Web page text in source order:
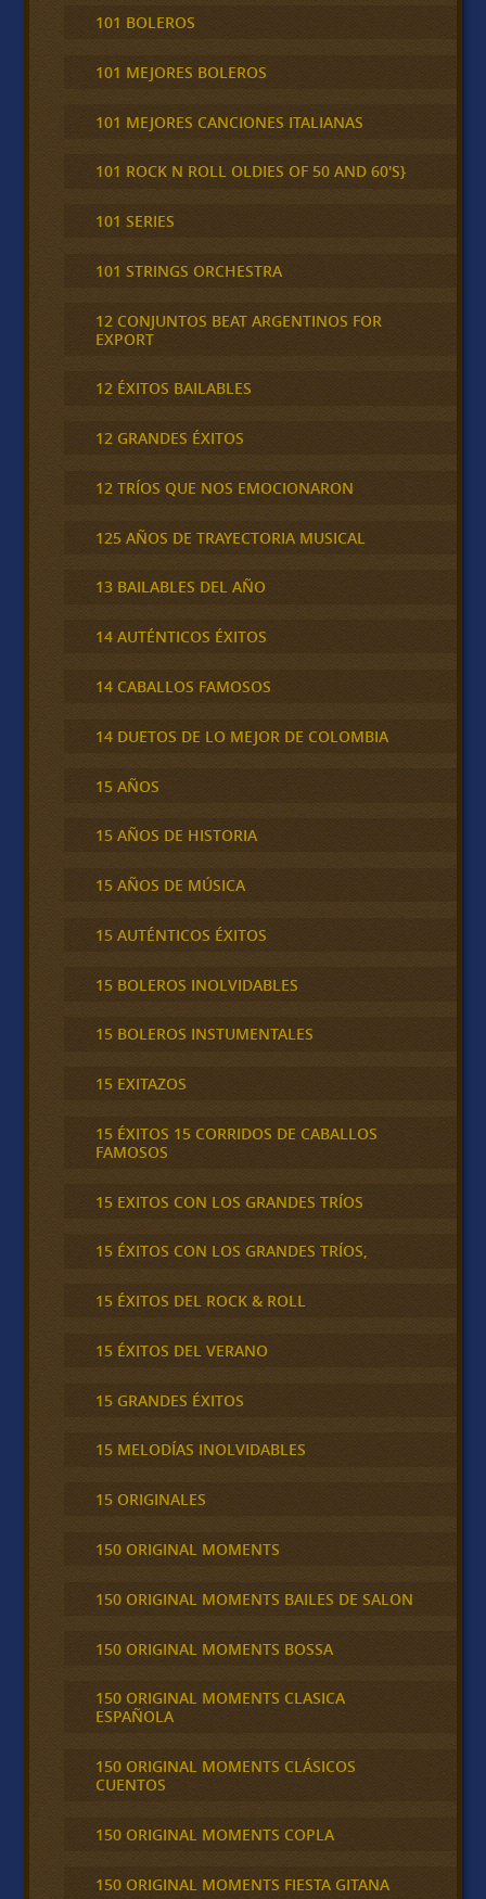
101 BOLEROS
101 MEJORES BOLEROS
101 MEJORES CANCIONES ITALIANAS
101 ROCK N ROLL OLDIES OF 50 AND 60'S}
101 SERIES
101 STRINGS ORCHESTRA
12 CONJUNTOS BEAT ARGENTINOS FOR
EXPORT
12 ÉXITOS BAILABLES
12 GRANDES ÉXITOS
12 TRÍOS QUE NOS EMOCIONARON
125 AÑOS DE TRAYECTORIA MUSICAL
13 BAILABLES DEL AÑO
14 AUTÉNTICOS ÉXITOS
14 CABALLOS FAMOSOS
14 DUETOS DE LO MEJOR DE COLOMBIA
15 AÑOS
15 AÑOS DE HISTORIA
15 AÑOS DE MÚSICA
15 AUTÉNTICOS ÉXITOS
15 BOLEROS INOLVIDABLES
15 BOLEROS INSTUMENTALES
15 EXITAZOS
15 ÉXITOS 15 CORRIDOS DE CABALLOS
FAMOSOS
15 EXITOS CON LOS GRANDES TRÍOS
15 ÉXITOS CON LOS GRANDES TRÍOS,
15 ÉXITOS DEL ROCK & ROLL
15 ÉXITOS DEL VERANO
15 GRANDES ÉXITOS
15 MELODÍAS INOLVIDABLES
15 ORIGINALES
150 ORIGINAL MOMENTS
150 ORIGINAL MOMENTS BAILES DE SALON
150 ORIGINAL MOMENTS BOSSA
150 ORIGINAL MOMENTS CLASICA
ESPAÑOLA
150 ORIGINAL MOMENTS CLÁSICOS
CUENTOS
150 ORIGINAL MOMENTS COPLA
150 ORIGINAL MOMENTS FIESTA GITANA